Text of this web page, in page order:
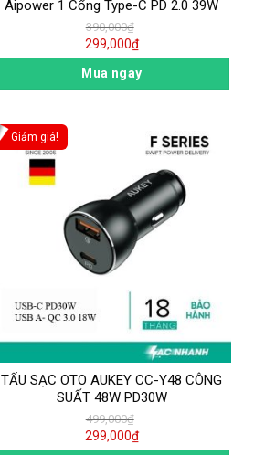
Aipower 1 Cổng Type-C PD 2.0 39W
390,000₫
299,000₫
Mua ngay
Giảm giá!
TẨU SẠC OTO AUKEY CC-Y48 CÔNG
SUẤT 48W PD30W
499,000₫
299,000₫